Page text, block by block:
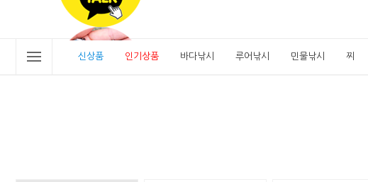
">
" alt="비린내">
신상품 인기상품 바다낚시 루어낚시 민물낚시 찌